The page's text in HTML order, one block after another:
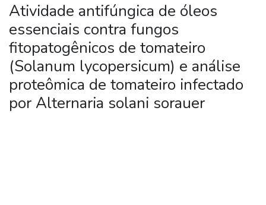
Atividade antifúngica de óleos
essenciais contra fungos
fitopatogênicos de tomateiro
(Solanum lycopersicum) e análise
proteômica de tomateiro infectado
por Alternaria solani sorauer